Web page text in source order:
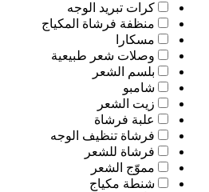
كرات تبريد الوجه
منظفة فرشاة المكياج
مسكارا
وصلات شعر طبيعية
بلسم الشعر
شامبو
زيت الشعر
علبة فرشاة
فرشاة تنظيف الوجه
فرشاة للشعر
مموّج الشعر
شنطة مكياج